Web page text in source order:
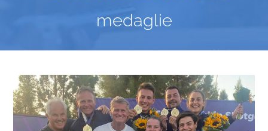
medaglie
Ingrandisci
immagine